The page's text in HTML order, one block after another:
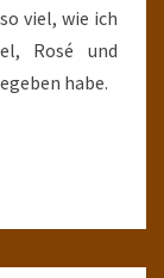
viel, wie ich
Rosé und
habe.